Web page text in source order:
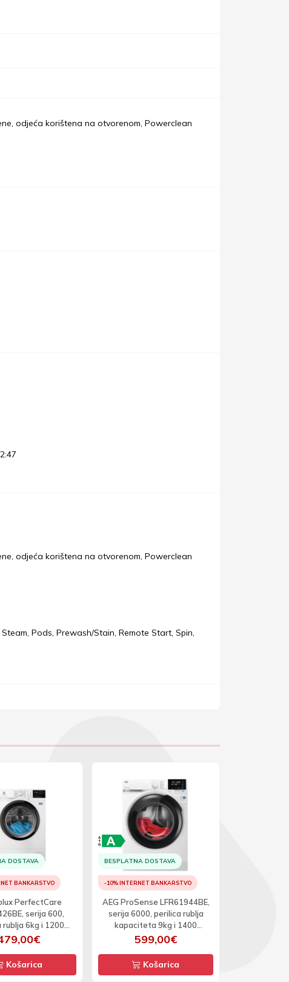
odjeća korištena na otvorenom, Powerclean
odjeća korištena na otvorenom, Powerclean
Pods, Prewash/Stain, Remote Start, Spin,
DOSTAVA
BANKARSTVO
PerfectCare
serija 600,
rublja 6kg i 1200
okretaja
Košarica
BESPLATNA DOSTAVA
-10% INTERNET BANKARSTVO
AEG ProSense LFR61944BE,
serija 6000, perilica rublja
kapaciteta 9kg i 1400
okretaja
599,00€
Košarica